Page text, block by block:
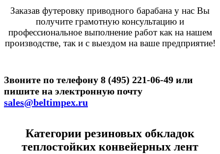
Заказав футеровку приводного барабана у нас Вы
получите грамотную консультацию и
профессиональное выполнение работ как на нашем
производстве, так и с выездом на ваше предприятие!
Звоните по телефону 8 (495) 221-06-49 или
пишите на электронную почту
sales@beltimpex.ru
Категории резиновых обкладок
теплостойких конвейерных лент